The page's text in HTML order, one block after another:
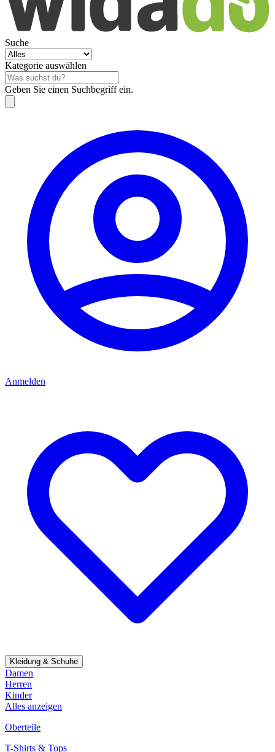
Suche
Kategorie auswählen
Geben Sie einen Suchbegriff ein.
Anmelden
Kleidung & Schuhe
Damen
Herren
Kinder
Alles anzeigen
Oberteile
T-Shirts & Tops